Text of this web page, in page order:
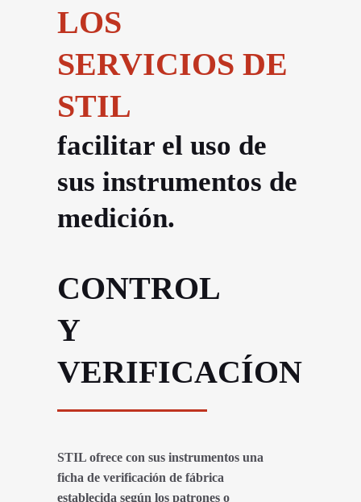
LOS
SERVICIOS DE
STIL
facilitar el uso de
sus instrumentos de
medición.
CONTROL
Y
VERIFICACÍON
STIL ofrece con sus instrumentos una
ficha de verificación de fábrica
establecida según los patrones o